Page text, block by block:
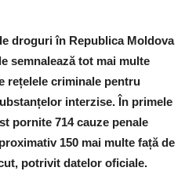
droguri în Republica Moldova
semnalează tot mai multe
rețelele criminale pentru
interzise. În primele
pornite 714 cauze penale
150 mai multe față de
potrivit datelor oficiale.